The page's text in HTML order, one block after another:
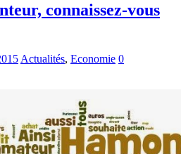
connaissez-vous
Actualités, Economie 0